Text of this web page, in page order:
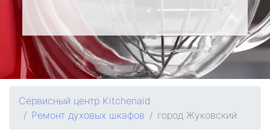
Сервисный центр Kitchenaid
Ремонт духовых шкафов
город Жуковский